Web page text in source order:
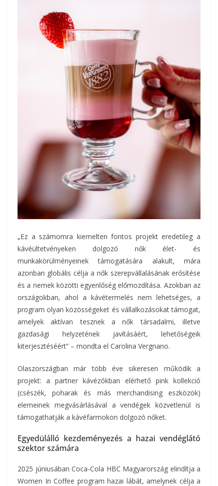
„Ez a számomra kiemelten fontos projekt eredetileg a
kávéültetvényeken dolgozó nők élet- és
munkakörülményeinek támogatására alakult, mára
azonban globális célja a nők szerepvállalásának erősítése
és a nemek közötti egyenlőség előmozdítása. Azokban az
országokban, ahol a kávétermelés nem lehetséges, a
program olyan közösségeket és vállalkozásokat támogat,
amelyek aktívan tesznek a nők társadalmi, illetve
gazdasági helyzetének javításáért, lehetőségeik
kiterjesztéséért” – mondta el Carolina Vergnano.
Olaszországban már több éve sikeresen működik a
projekt: a partner kávézókban elérhető pink kollekció
(csészék, poharak és más merchandising eszközök)
elemeinek megvásárlásával a vendégek közvetlenül is
támogathatják a kávéfarmokon dolgozó nőket.
Egyedülálló kezdeményezés a hazai vendéglátó
szektor számára
2025 júniusában Coca-Cola HBC Magyarország elindítja a
Women In Coffee program hazai lábát, amelynek célja a